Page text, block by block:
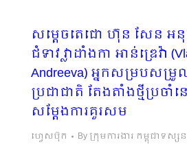
សម្តេចតេជោ ហ៊ុន សែន អ
ជំទាវ វ្លាដាំងកា អាន់ឌ្រេវ៉ា
Andreeva) អ្នកសម្របសម្
ប្រជាជាតិ តែងតាំងថ្មីប្រច
សម្ដែងការគួរសម
ហ្វេសប៊ុក By ក្រុមការងារ កម្ពុជាទស្សន